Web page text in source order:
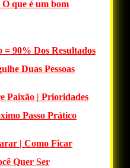
que é um bom
90% Dos Resultados
Duas Pessoas
Paixão | Prioridades
Passo Prático
| Como Ficar
Quer Ser